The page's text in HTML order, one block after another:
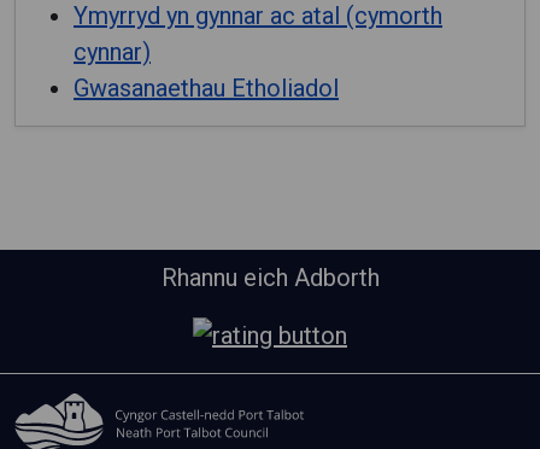
Ymyrryd yn gynnar ac atal (cymorth
cynnar)
Gwasanaethau Etholiadol
Rhannu eich Adborth